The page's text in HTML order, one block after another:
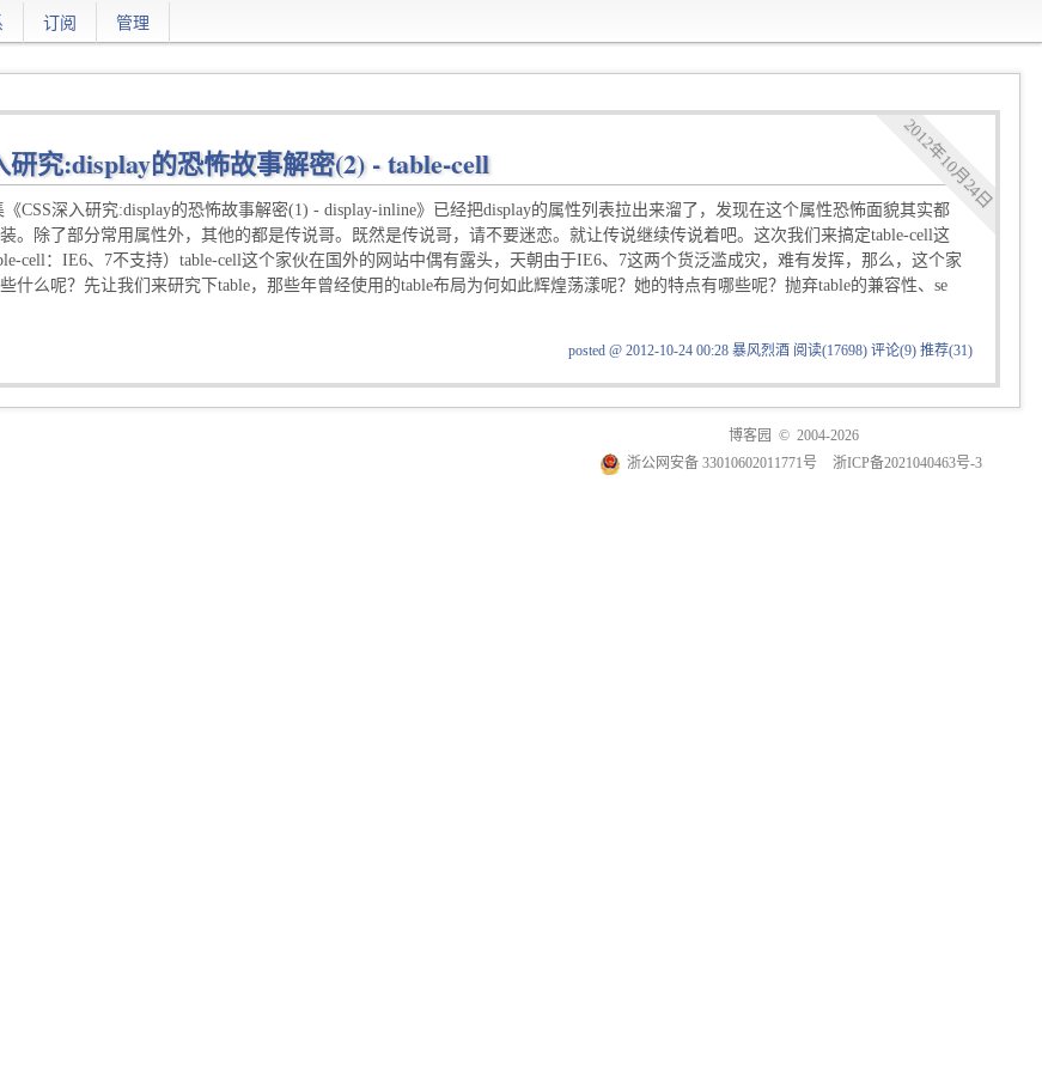
订阅 管理
2012年10月24日
研究:display的恐怖故事解密(2) - table-cell
CSS深入研究:display的恐怖故事解密(1) - display-inline》已经把display的属性列表拉出来溜了，发现在这个属性恐怖面貌其实都
。除了部分常用属性外，其他的都是传说哥。既然是传说哥，请不要迷恋。就让传说继续传说着吧。这次我们来搞定table-cell这
cell：IE6、7不支持）table-cell这个家伙在国外的网站中偶有露头，天朝由于IE6、7这两个货泛滥成灾，难有发挥，那么，这个家
什么呢？先让我们来研究下table，那些年曾经使用的table布局为何如此辉煌荡漾呢？她的特点有哪些呢？抛弃table的兼容性、se
posted @ 2012-10-24 00:28 暴风烈酒 阅读(17698) 评论(9) 推荐(31)
博客园 © 2004-2026
浙公网安备 33010602011771号
浙ICP备2021040463号-3